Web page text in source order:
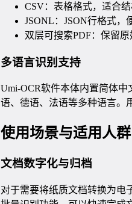
CSV：表格格式，适合
JSONL：JSON行格式，
双层可搜索PDF：保留
多语言识别支持
Umi-OCR软件本体内置简体
语、德语、法语等多种语言。
使用场景与适用人群
文档数字化与归档
对于需要将纸质文档转换为电